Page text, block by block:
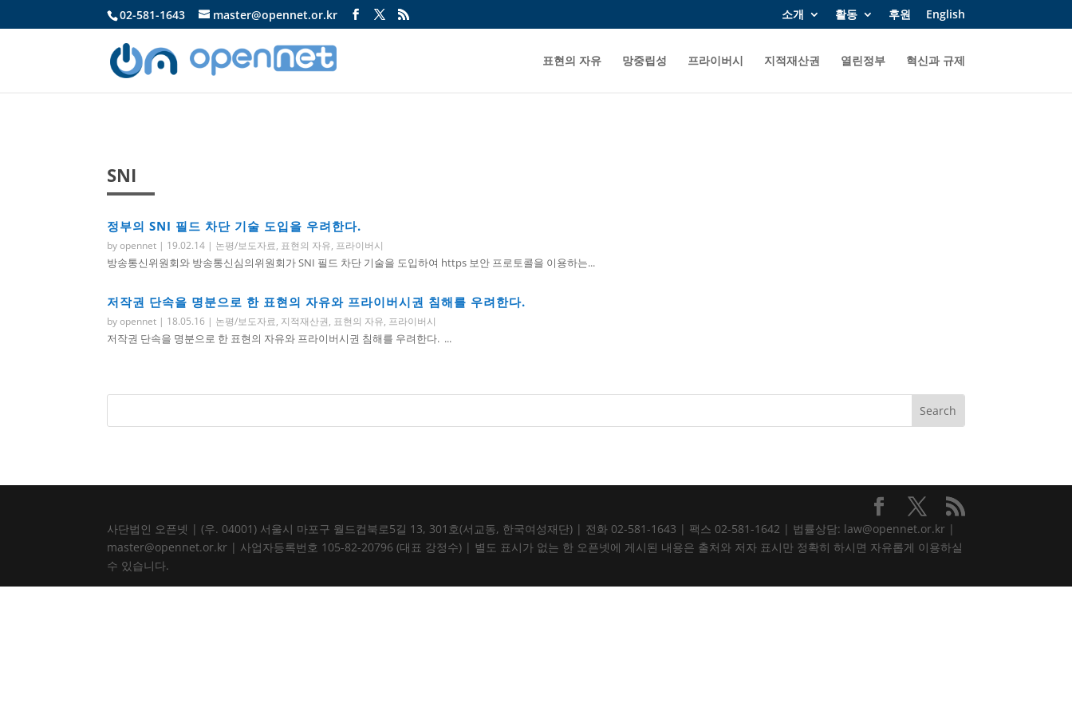
02-581-1643 master@opennet.or.kr 소개 활동 후원 English
표현의 자유 망중립성 프라이버시 지적재산권 열린정부 혁신과 규제
SNI
정부의 SNI 필드 차단 기술 도입을 우려한다.
byopennet | 19.02.14 | 논평/보도자료, 표현의 자유, 프라이버시
방송통신위원회와 방송통신심의위원회가 SNI 필드 차단 기술을 도입하여 https 보안 프로토콜을 이용하는...
저작권 단속을 명분으로 한 표현의 자유와 프라이버시권 침해를 우려한다.
byopennet | 18.05.16 | 논평/보도자료, 지적재산권, 표현의 자유, 프라이버시
저작권 단속을 명분으로 한 표현의 자유와 프라이버시권 침해를 우려한다. ...
사단법인 오픈넷 | (우. 04001) 서울시 마포구 월드컵북로5길 13, 301호(서교동, 한국여성재단) | 전화 02-581-1643 | 팩스 02-581-1642 | 법률상담: law@opennet.or.kr |
master@opennet.or.kr | 사업자등록번호 105-82-20796 (대표 강정수) | 별도 표시가 없는 한 오픈넷에 게시된 내용은 출처와 저자 표시만 정확히 하시면 자유롭게 이용하실
수 있습니다.